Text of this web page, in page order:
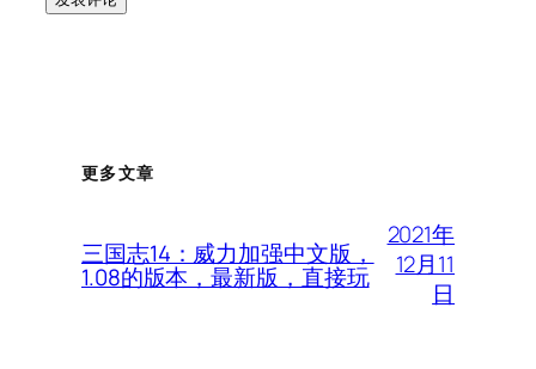
更多文章
三国志14：威力加强中文版，
1.08的版本，最新版，直接玩
2021年
12月11
日